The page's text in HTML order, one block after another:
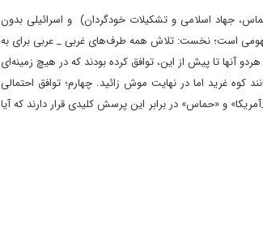
جهاد اسلامی و تشکیلات خودگردان) و اسرائیلی بدون
است؛ نخست: تلاش همه طرف‌های غربی _ عربی برای به
آنها تا پیش از این، توافق کرده بودند که در هیچ زمینه‌ای
کوه غرید اما در نهایت موش زائید. چهارم؛ توافق احتمالی
و «حماس» در برابر این پرسش کلیدی قرار دارند که آیا